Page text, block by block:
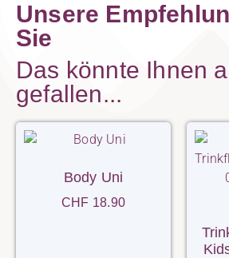
Unsere
Sie
Das könnte Ihnen
gefallen...
Body Uni
CHF 18.90